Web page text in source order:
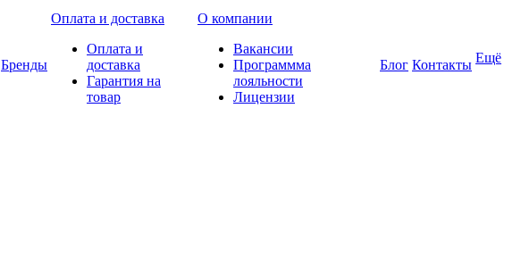
Бренды
Оплата и доставка
Оплата и
доставка
Гарантия на
товар
О компании
Вакансии
Программма
лояльности
Лицензии
Блог Контакты Ещё